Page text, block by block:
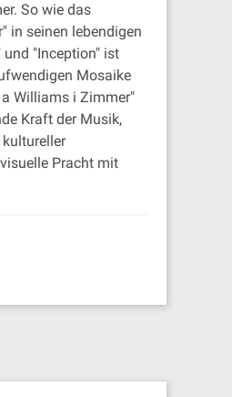
So wie das
in seinen lebendigen
"Inception" ist
Mosaike
Williams i Zimmer"
Kraft der Musik,
Pracht mit